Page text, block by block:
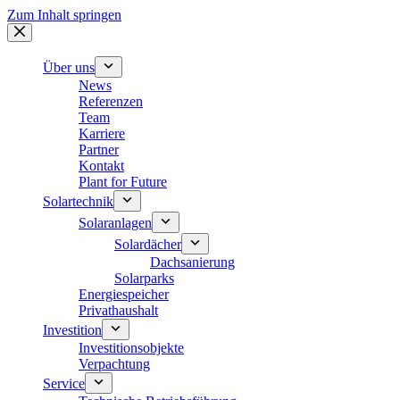
Zum Inhalt springen
Über uns
News
Referenzen
Team
Karriere
Partner
Kontakt
Plant for Future
Solartechnik
Solaranlagen
Solardächer
Dachsanierung
Solarparks
Energiespeicher
Privathaushalt
Investition
Investitionsobjekte
Verpachtung
Service